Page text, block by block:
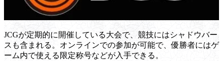
JCGが定期的に開催している大会で、競技にはシャドウバー
スも含まれる。オンラインでの参加が可能で、優勝者にはゲ
ーム内で使える限定称号などが入手できる。